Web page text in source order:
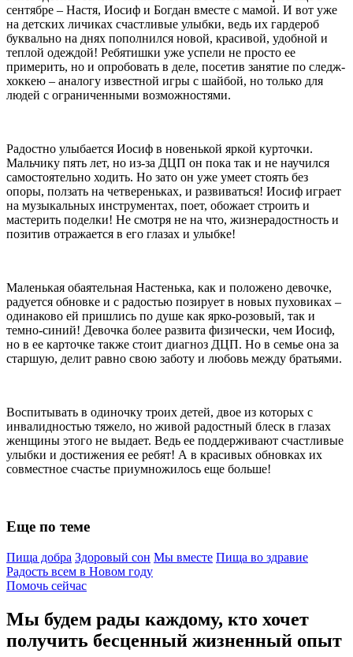
сентябре – Настя, Иосиф и Богдан вместе с мамой. И вот уже
на детских личиках счастливые улыбки, ведь их гардероб
буквально на днях пополнился новой, красивой, удобной и
теплой одеждой! Ребятишки уже успели не просто ее
примерить, но и опробовать в деле, посетив занятие по следж-
хоккею – аналогу известной игры с шайбой, но только для
людей с ограниченными возможностями.
Радостно улыбается Иосиф в новенькой яркой курточки.
Мальчику пять лет, но из-за ДЦП он пока так и не научился
самостоятельно ходить. Но зато он уже умеет стоять без
опоры, ползать на четвереньках, и развиваться! Иосиф играет
на музыкальных инструментах, поет, обожает строить и
мастерить поделки! Не смотря не на что, жизнерадостность и
позитив отражается в его глазах и улыбке!
Маленькая обаятельная Настенька, как и положено девочке,
радуется обновке и с радостью позирует в новых пуховиках –
одинаково ей пришлись по душе как ярко-розовый, так и
темно-синий! Девочка более развита физически, чем Иосиф,
но в ее карточке также стоит диагноз ДЦП. Но в семье она за
старшую, делит равно свою заботу и любовь между братьями.
Воспитывать в одиночку троих детей, двое из которых с
инвалидностью тяжело, но живой радостный блеск в глазах
женщины этого не выдает. Ведь ее поддерживают счастливые
улыбки и достижения ее ребят! А в красивых обновках их
совместное счастье приумножилось еще больше!
Еще по теме
Пища добра Здоровый сон Мы вместе Пища во здравие
Радость всем в Новом году
Помочь сейчас
Мы будем рады каждому, кто хочет
получить бесценный жизненный опыт